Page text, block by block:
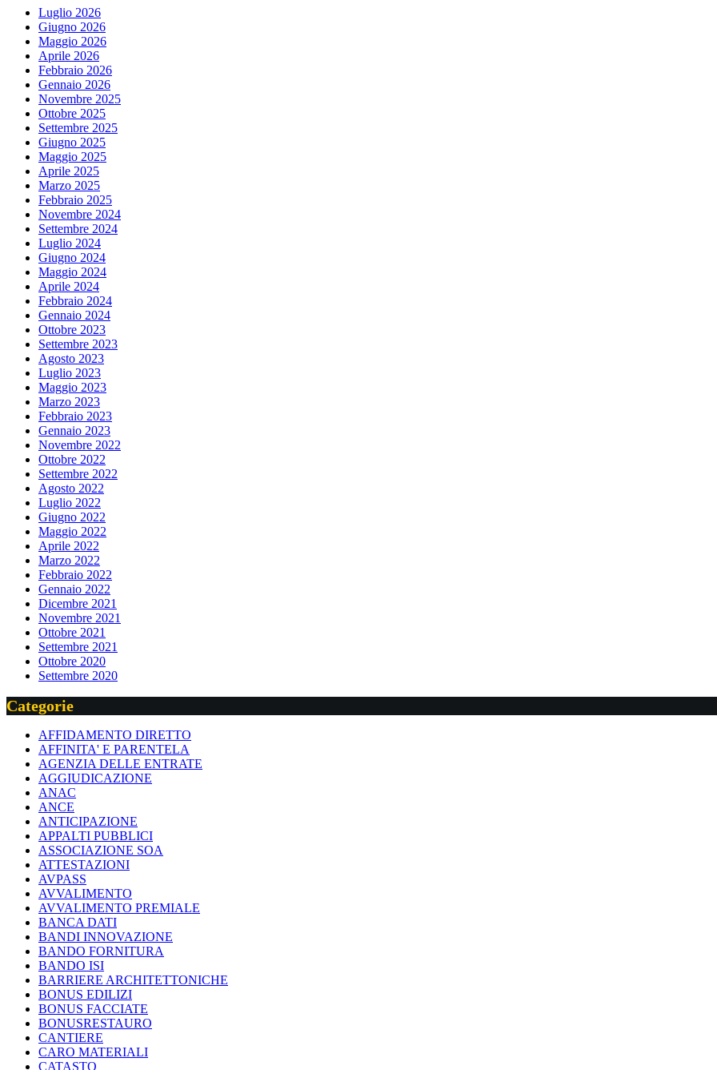
Luglio 2026
Giugno 2026
Maggio 2026
Aprile 2026
Febbraio 2026
Gennaio 2026
Novembre 2025
Ottobre 2025
Settembre 2025
Giugno 2025
Maggio 2025
Aprile 2025
Marzo 2025
Febbraio 2025
Novembre 2024
Settembre 2024
Luglio 2024
Giugno 2024
Maggio 2024
Aprile 2024
Febbraio 2024
Gennaio 2024
Ottobre 2023
Settembre 2023
Agosto 2023
Luglio 2023
Maggio 2023
Marzo 2023
Febbraio 2023
Gennaio 2023
Novembre 2022
Ottobre 2022
Settembre 2022
Agosto 2022
Luglio 2022
Giugno 2022
Maggio 2022
Aprile 2022
Marzo 2022
Febbraio 2022
Gennaio 2022
Dicembre 2021
Novembre 2021
Ottobre 2021
Settembre 2021
Ottobre 2020
Settembre 2020
Categorie
AFFIDAMENTO DIRETTO
AFFINITA' E PARENTELA
AGENZIA DELLE ENTRATE
AGGIUDICAZIONE
ANAC
ANCE
ANTICIPAZIONE
APPALTI PUBBLICI
ASSOCIAZIONE SOA
ATTESTAZIONI
AVPASS
AVVALIMENTO
AVVALIMENTO PREMIALE
BANCA DATI
BANDI INNOVAZIONE
BANDO FORNITURA
BANDO ISI
BARRIERE ARCHITETTONICHE
BONUS EDILIZI
BONUS FACCIATE
BONUSRESTAURO
CANTIERE
CARO MATERIALI
CATASTO